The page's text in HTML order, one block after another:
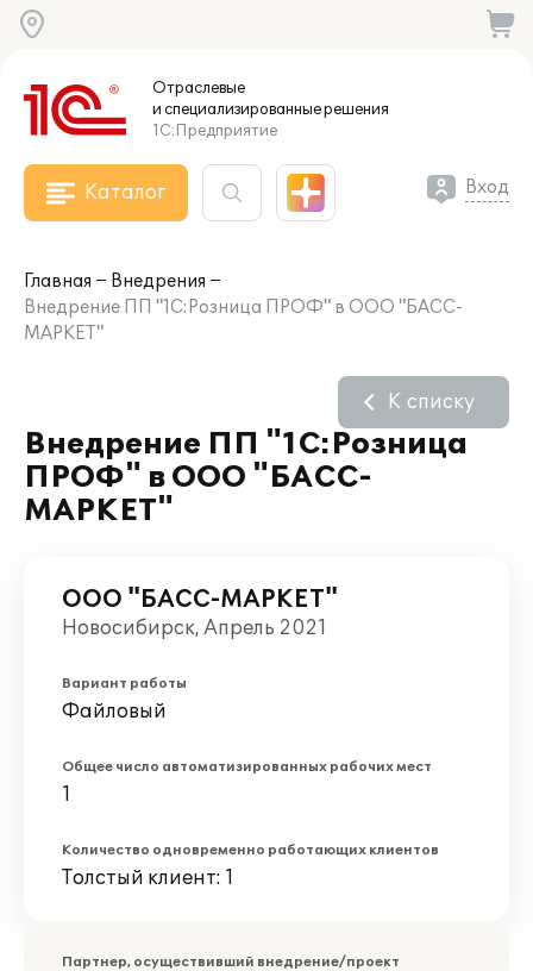
Отраслевые
и специализированныерешения
1С:Предприятие
Каталог Вход
Главная
Внедрения
Внедрение ПП "1С:Розница ПРОФ" в ООО "БАСС-
МАРКЕТ"
Внедрение ПП "1С:Розница
ПРОФ" в ООО "БАСС-
МАРКЕТ"
К списку
ООО "БАСС-МАРКЕТ"
Новосибирск, Апрель 2021
Вариант работы
Файловый
Общее число автоматизированных рабочих мест
1
Количество одновременно работающих клиентов
Толстый клиент: 1
Партнер, осуществивший внедрение/проект